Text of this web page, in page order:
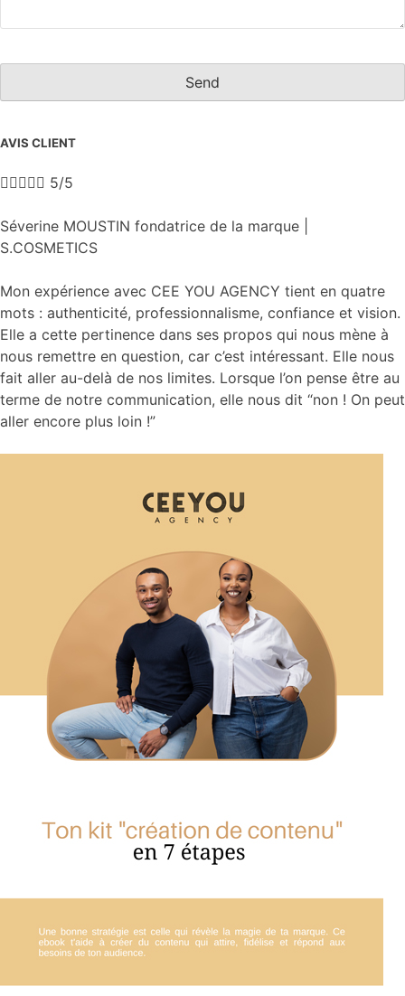
Send
field
be
blank
AVIS CLIENT
 5/5
Séverine MOUSTIN fondatrice de la marque |
S.COSMETICS
Mon expérience avec CEE YOU AGENCY tient en quatre
mots : authenticité, professionnalisme, confiance et vision.
Elle a cette pertinence dans ses propos qui nous mène à
nous remettre en question, car c’est intéressant. Elle nous
fait aller au-delà de nos limites. Lorsque l’on pense être au
terme de notre communication, elle nous dit “non ! On peut
aller encore plus loin !”